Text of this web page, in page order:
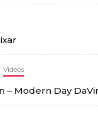
Videos
– Modern Day